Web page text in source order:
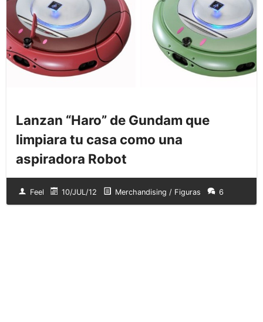
Lanzan “Haro” de Gundam que
limpiara tu casa como una
aspiradora Robot
Feel 10/JUL/12 Merchandising / Figuras 6